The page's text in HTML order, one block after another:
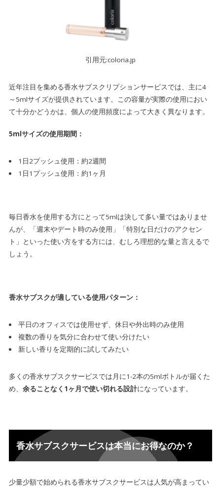
引用元:coloria.jp
近年注目を集める香水サブスクリプションサービスでは、主に4
～5mlサイズが提供されています。この容量が実際の使用におい
て十分かどうかは、個人の使用頻度によって大きく異なります。
5mlサイズの使用期間：
1日2プッシュ使用：約2週間
1日1プッシュ使用：約1ヶ月
毎日香水を使用する方にとって5mlは決して多い量ではありませ
んが、「週末やデート時のみ使用」「特別な日だけのアクセン
ト」といった使い方をする方には、むしろ理想的な量と言えるで
しょう。
香水サブスクが適している使用パターン：
平日のオフィスでは使用せず、休日や外出時のみ使用
複数の香りを気分に合わせて使い分けたい
新しい香りを定期的に試してみたい
多くの香水サブスクサービスでは月に1-2本の5mlボトルが届くた
め、 余ることなく1ヶ月で使い切れる設計になっています。
香水サブスクサービスは本当にお得なのか？
少量少額で始められる香水サブスクサービスは人気が高まってい